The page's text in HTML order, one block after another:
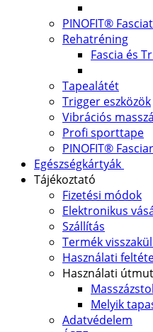
PINOFIT®
Rehatréning
Fascia és
Tapealátét
Trigger eszközök
Vibrációs
Profi sporttape
PINOFIT®
Egészségkártyák
Tájékoztató
Fizetési módok
Elektronikus
Szállítás
Termék
Használati
Használati
Melyik
Adatvédelem